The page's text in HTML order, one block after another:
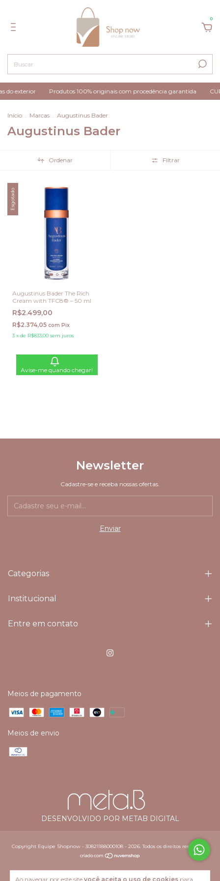
0
do exterior Produtos 100% originais com procedência garantida
Ao navegar por este site você aceita o uso de cookies para
Início . Marcas . Augustinus Bader
Augustinus Bader
Ordenar Filtrar
Esgotado
Augustinus Bader The Rich
Cream with TFC8® – 50 ml
R$2.499,00
R$2.374,05 com Pix
3 x de R$833,00 sem juros
Avise-me quando chegar!
Newsletter
Cadastre-se e receba nossas ofertas.
Categorias
Institucional
Entre em contato
Meios de pagamento
Meios de envio
DESENVOLVIDO POR METAB DIGITAL
Copyright Equipe Shopnow - 30821188000108 - 2026. Todos os direitos reservados.